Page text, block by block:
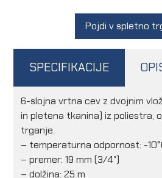
Pojdi v spletno
SPECIFIKACIJE
6-slojna vrtna cev z dvojnim
in pletena tkanina) iz poliestra,
trganje.
– temperaturna odpornost: -
– premer: 19 mm (3/4″)
– dolžina: 25 m